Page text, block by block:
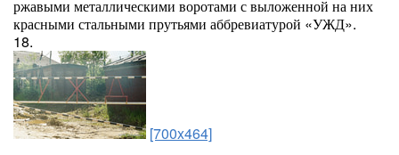
ржавыми металлическими воротами с выложенной на них
красными стальными прутьями аббревиатурой «УЖД».
18.
[700x464]